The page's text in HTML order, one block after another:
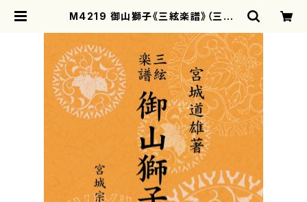
M4219 御山獅子《三絃楽譜》（三絃/
| motherearth